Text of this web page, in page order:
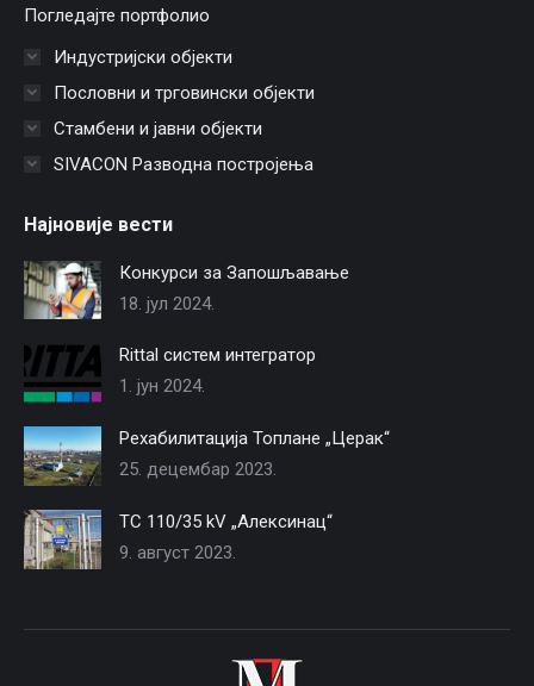
Погледајте портфолио
Индустријски објекти
Пословни и трговински објекти
Стамбени и јавни објекти
SIVACON Разводна постројења
Најновије вести
Конкурси за Запошљавање
18. јул 2024.
Rittal систем интегратор
1. јун 2024.
Рехабилитација Топлане „Церак“
25. децембар 2023.
TС 110/35 kV „Алексинац“
9. август 2023.